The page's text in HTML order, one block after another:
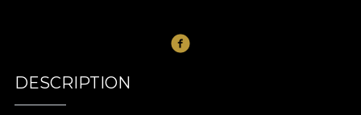
DESCRIPTION